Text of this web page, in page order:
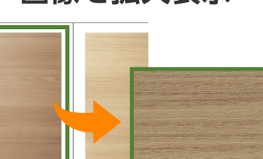
L-CLASS / S-CLASS / V-Style